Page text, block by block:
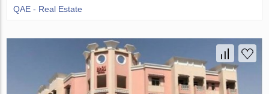
QAE - Real Estate